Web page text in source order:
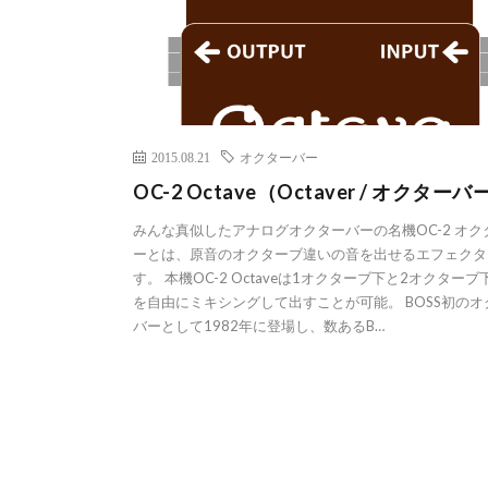
2015.08.21 オクターバー
OC-2 Octave（Octaver / オクターバー
みんな真似したアナログオクターバーの名機OC-2 オク
ーとは、原音のオクターブ違いの音を出せるエフェク
す。 本機OC-2 Octaveは1オクターブ下と2オクターブ
を自由にミキシングして出すことが可能。 BOSS初のオ
バーとして1982年に登場し、数あるB…